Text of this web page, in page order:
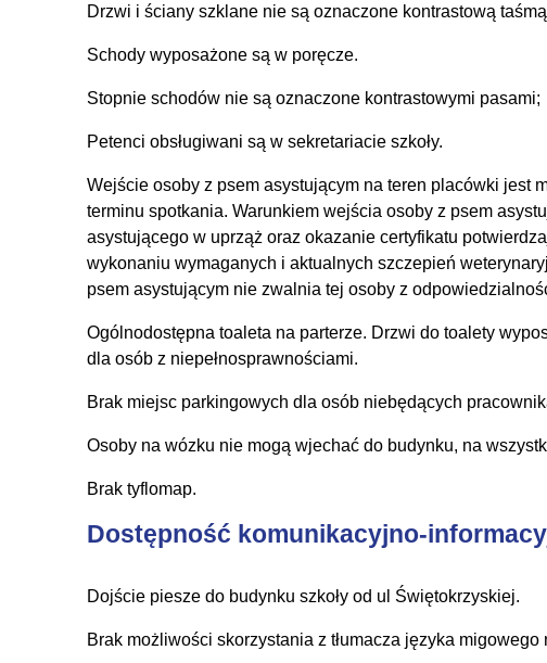
Drzwi i ściany szklane nie są oznaczone kontrastową
Schody wyposażone są w poręcze.
Stopnie schodów nie są oznaczone kontrastowymi pasami;
Petenci obsługiwani są w sekretariacie szkoły.
Wejście osoby z psem asystującym na teren placówki jest
terminu spotkania. Warunkiem wejścia osoby z psem
asystującego w uprząż oraz okazanie certyfikatu
wykonaniu wymaganych i aktualnych szczepień
psem asystującym nie zwalnia tej osoby z
Ogólnodostępna toaleta na parterze. Drzwi do toalety
dla osób z niepełnosprawnościami.
Brak miejsc parkingowych dla osób niebędących
Osoby na wózku nie mogą wjechać do budynku, na
Brak tyflomap.
Dostępność komunikacyjno-
Dojście piesze do budynku szkoły od ul Świętokrzyskiej.
Brak możliwości skorzystania z tłumacza języka